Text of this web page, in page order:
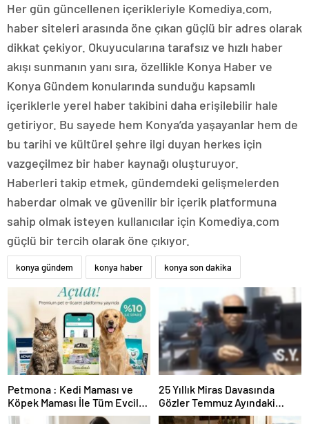
Her gün güncellenen içerikleriyle Komediya.com,
haber siteleri arasında öne çıkan güçlü bir adres olarak
dikkat çekiyor. Okuyucularına tarafsız ve hızlı haber
akışı sunmanın yanı sıra, özellikle Konya Haber ve
Konya Gündem konularında sunduğu kapsamlı
içeriklerle yerel haber takibini daha erişilebilir hale
getiriyor. Bu sayede hem Konya’da yaşayanlar hem de
bu tarihi ve kültürel şehre ilgi duyan herkes için
vazgeçilmez bir haber kaynağı oluşturuyor.
Haberleri takip etmek, gündemdeki gelişmelerden
haberdar olmak ve güvenilir bir içerik platformuna
sahip olmak isteyen kullanıcılar için Komediya.com
güçlü bir tercih olarak öne çıkıyor.
konya gündem konya haber konya son dakika
Petmona : Kedi Maması ve
Köpek Maması İle Tüm Evcil
Hayvan Ürünleri
25 Yıllık Miras Davasında
Gözler Temmuz Ayındaki
Karar Duruşmasına Çevrildi